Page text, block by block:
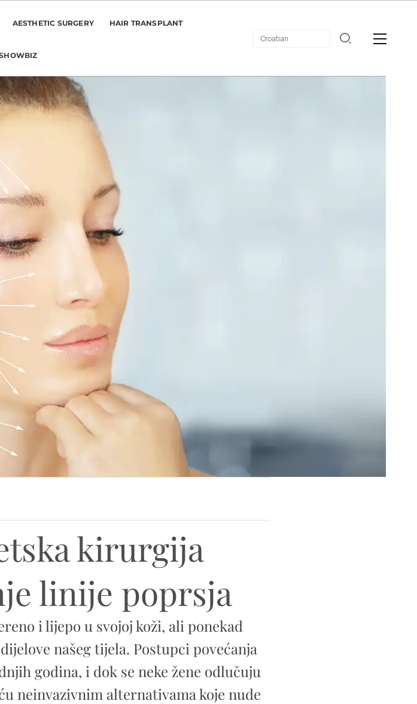
AESTHETIC SURGERY HAIR TRANSPLANT
kirurgija
linije poprsja
i lijepo u svojoj koži, ali ponekad
našeg tijela. Postupci povećanja
godina, i dok se neke žene odlučuju
neinvazivnim alternativama koje nude